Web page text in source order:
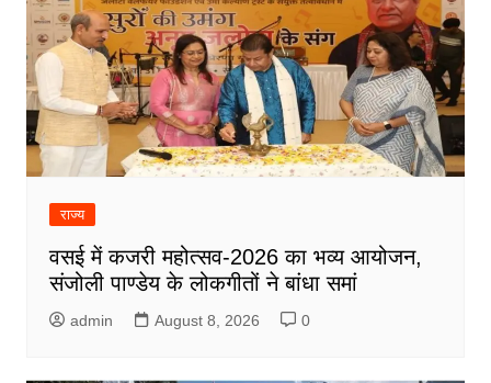
राज्य
वसई में कजरी महोत्सव-2026 का भव्य आयोजन,
संजोली पाण्डेय के लोकगीतों ने बांधा समां
admin August 8, 2026 0